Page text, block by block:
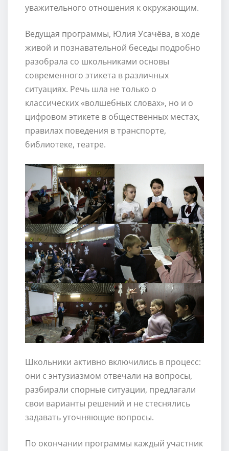
уважительного отношения к окружающим.
Ведущая программы, Юлия Усачёва, в ходе
живой и познавательной беседы подробно
разобрала со школьниками основы
современного этикета в различных
ситуациях. Речь шла не только о
классических «волшебных словах», но и о
цифровом этикете в общественных местах,
правилах поведения в транспорте,
библиотеке, театре.
Школьники активно включились в процесс:
они с энтузиазмом отвечали на вопросы,
разбирали спорные ситуации, предлагали
свои варианты решений и не стеснялись
задавать уточняющие вопросы.
По окончании программы каждый участник